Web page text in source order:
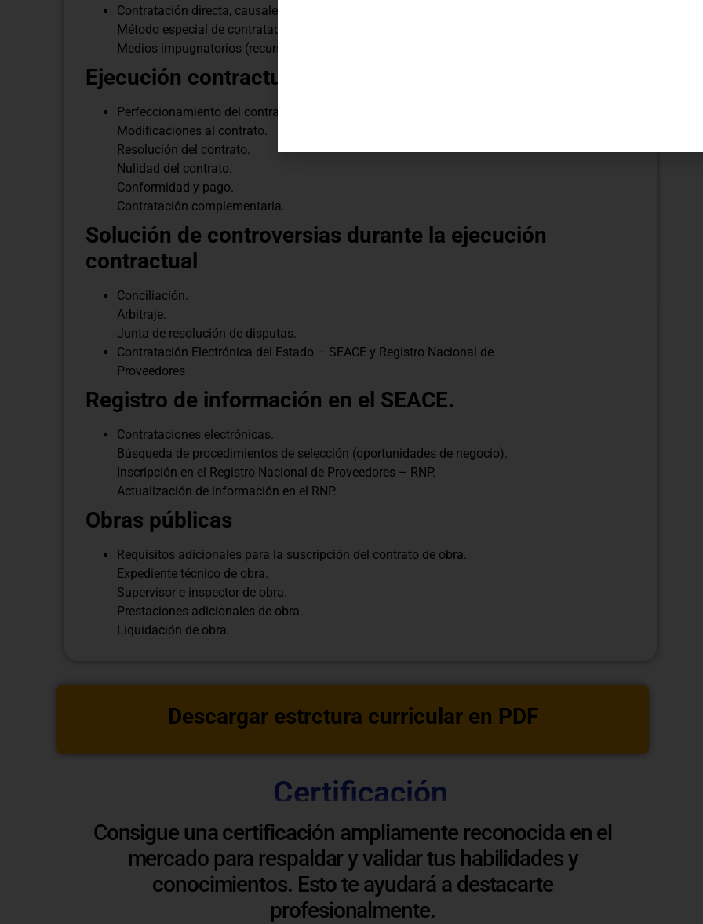
Contratación directa, causales y procedimiento.
Método especial de contratación por Acuerdo Marco.
Medios impugnatorios (recurso de apelación).
Ejecución contractual
Perfeccionamiento del contrato.
Modificaciones al contrato.
Resolución del contrato.
Nulidad del contrato.
Conformidad y pago.
Contratación complementaria.
Solución de controversias durante la ejecución
contractual
Conciliación.
Arbitraje.
Junta de resolución de disputas.
Contratación Electrónica del Estado – SEACE y Registro Nacional de
Proveedores
Registro de información en el SEACE.
Contrataciones electrónicas.
Búsqueda de procedimientos de selección (oportunidades de negocio).
Inscripción en el Registro Nacional de Proveedores – RNP.
Actualización de información en el RNP.
Obras públicas
Requisitos adicionales para la suscripción del contrato de obra.
Expediente técnico de obra.
Supervisor e inspector de obra.
Prestaciones adicionales de obra.
Liquidación de obra.
Descargar estrctura curricular en PDF
Certificación
Consigue una certificación ampliamente reconocida en el
mercado para respaldar y validar tus habilidades y
conocimientos. Esto te ayudará a destacarte
profesionalmente.